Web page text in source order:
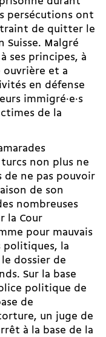
persécutions ont
de quitter le
Suisse. Malgré
ses principes, à
ouvrière et a
en défense
im­migré·e·s
de la
turcs non plus ne
de ne pas pouvoir
de son
nombreuses
la Cour
pour mauvais
politiques, la
dossier de
Sur la base
politique de
de
un juge de
à la base de la